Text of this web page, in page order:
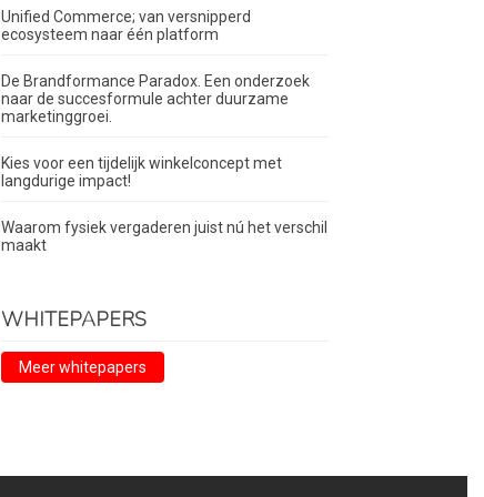
Unified Commerce; van versnipperd
ecosysteem naar één platform
De Brandformance Paradox. Een onderzoek
naar de succesformule achter duurzame
marketinggroei.
Kies voor een tijdelijk winkelconcept met
langdurige impact!
Waarom fysiek vergaderen juist nú het verschil
maakt
WHITEPAPERS
Meer whitepapers